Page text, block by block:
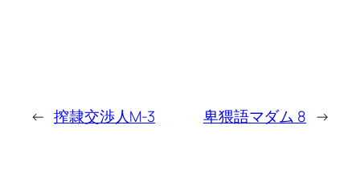
← 搾隷交渉人M-3 卑猥語マダム 8 →